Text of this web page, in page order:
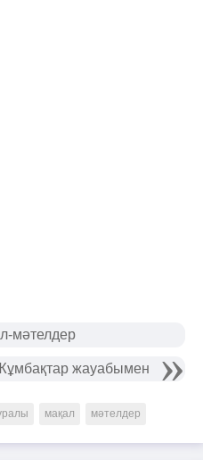
мәтелдер
жауабымен
мақал мәтелдер